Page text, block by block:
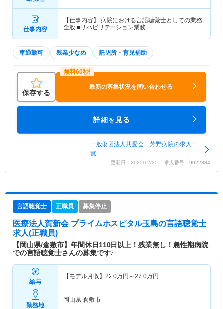
仕事内容
【仕事内容】 病院における言語聴覚士としての業務
全般 ■リハビリテーション業務…
車通勤可 残業少なめ 託児所・育児補助
保存する
最新の募集状況を問い合わせる
詳細を見る
一般財団法人共愛会 芳野病院の求人一
覧
更新日：2025/12/25 求人番号：9022334
言語聴覚士 正職員 募集停止
医療法人賀新会 プライムホスピタル玉島の言語聴覚士
求人(正職員)
【岡山県/倉敷市】年間休日110日以上！残業無し！急性期病院
での言語聴覚士さんの募集です♪
給与
【モデル月収】 22.0万円～27.0万円
勤務地
岡山県 倉敷市